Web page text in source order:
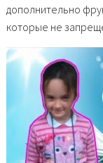
дополнительно
которые не